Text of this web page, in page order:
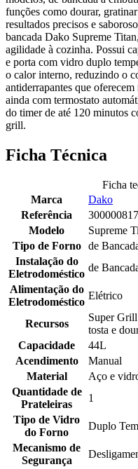
funções como dourar,
resultados precisos e
bancada Dako Supreme
agilidade à cozinha. Possui
e porta com vidro duplo
o calor interno, reduzindo o
antiderrapantes que
ainda com termostato
do timer de até 120 minutos
grill.
Ficha Técnica
Ficha
Marca
Dako
Referência
300000817
Modelo
Supreme
Tipo de Forno
de
Instalação do
Eletrodoméstico
de
Alimentação do
Eletrodoméstico
Elétrico
Recursos
Super
tosta e
Capacidade
44L
Acendimento
Manual
Material
Aço e
Quantidade de
Prateleiras
1
Tipo de Vidro
do Forno
Duplo
Mecanismo de
Segurança